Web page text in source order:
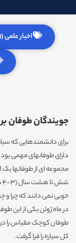
اخبار علمی (571)
جویندگان طوفان بر
برای دانشمندهایی که
دارای طوفانهای مهمی
مجموعه ای از طوفانها یک
خوبی نمی دانند که چرا و
در ماه ژوئن یکی از این
کل سیاره را فرا گرفت.